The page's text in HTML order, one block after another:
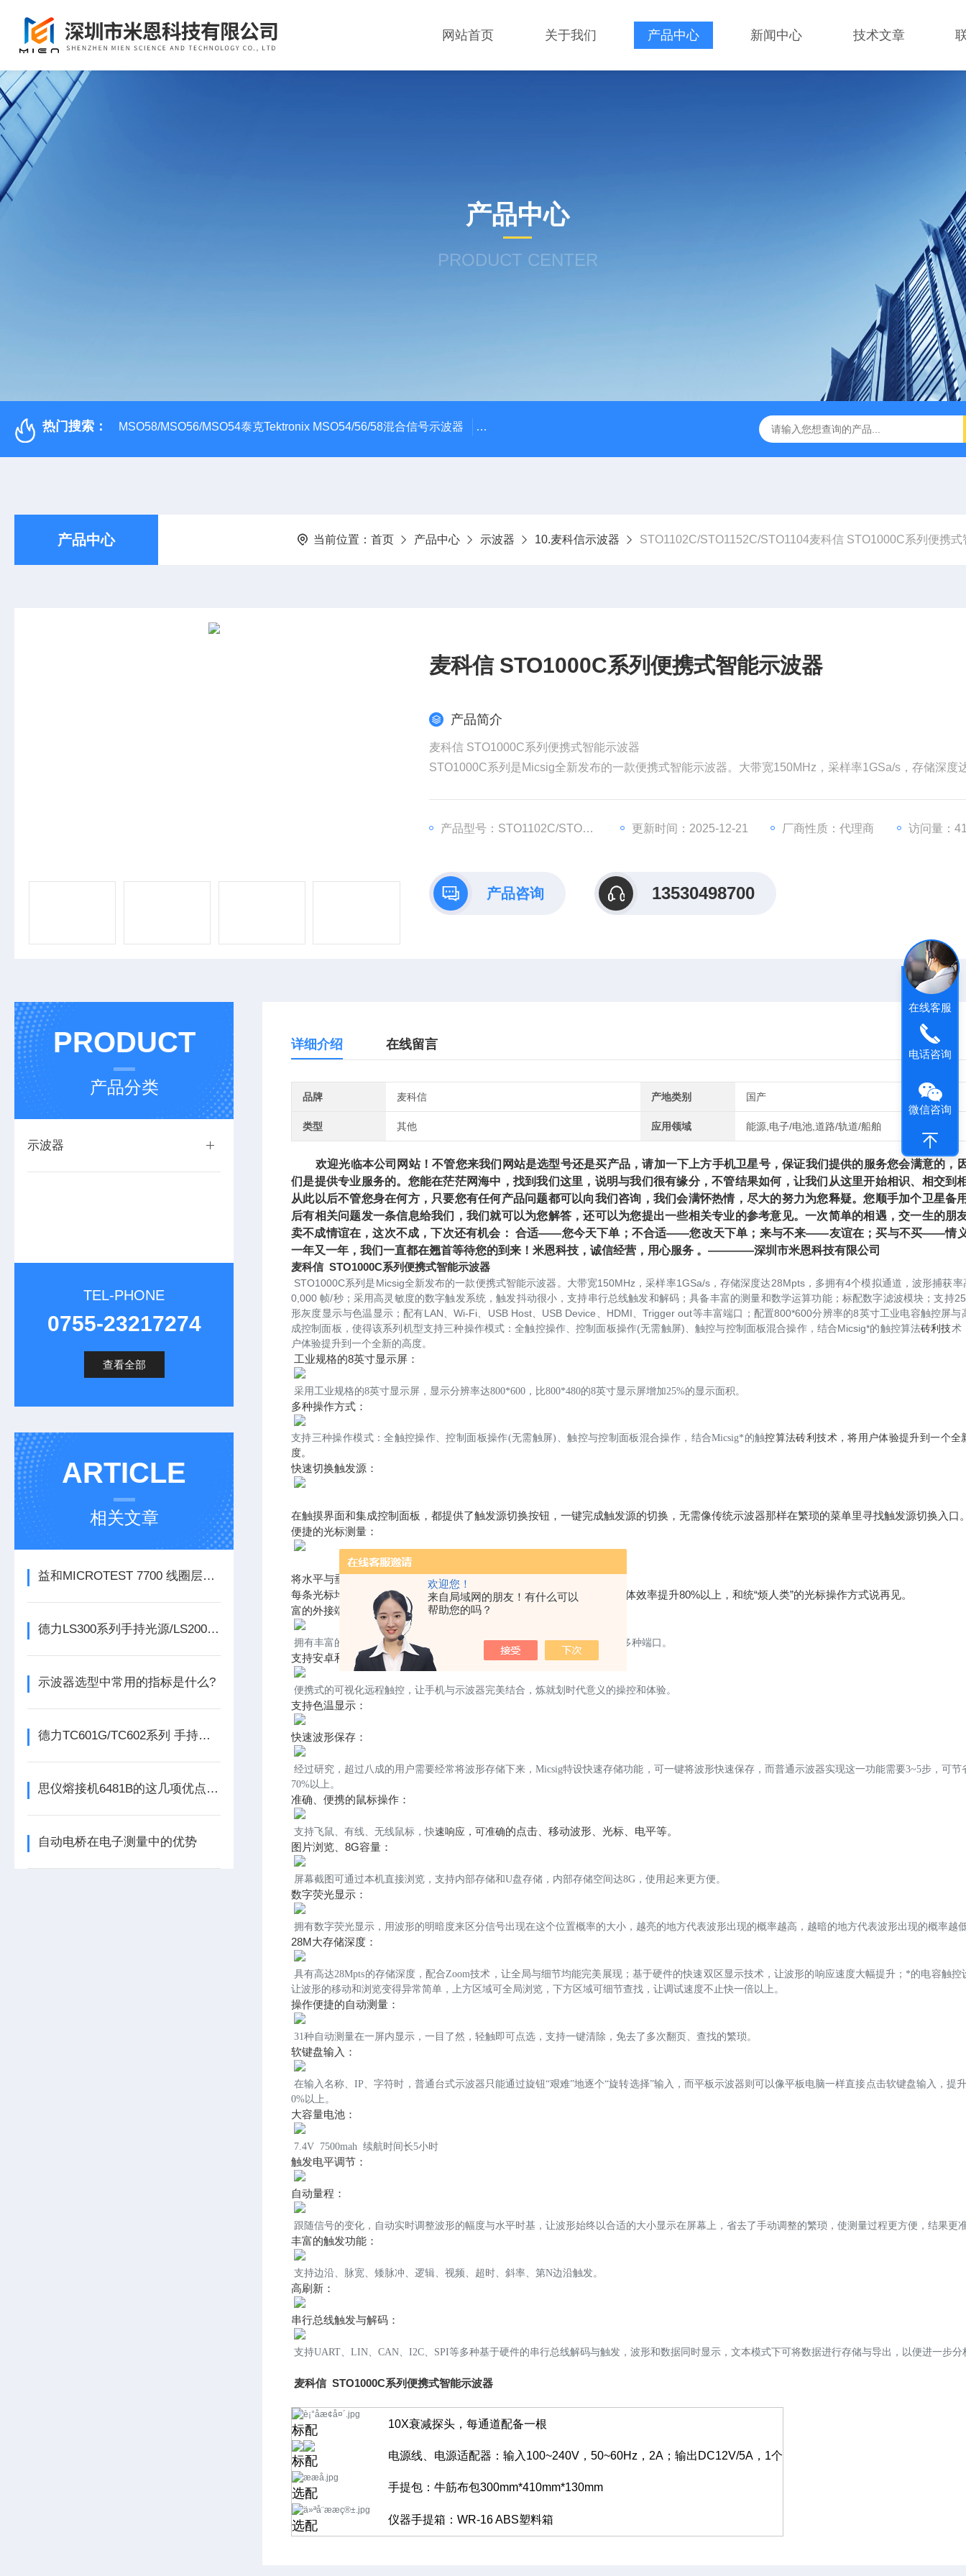
欢迎您！
来自局域网的朋友！有什么可以
帮助您的吗？
网站首页 关于我们 产品中心 新闻中心 技术文章
产品中心
PRODUCT CENTER
热门搜索： MSO58/MSO56/MSO54泰克Tektronix MSO54/56/58混合信号示波器 ME045/ME085/ME150PCB TDR特性阻抗测试仪 3380/3380P/3380D致茂Chroma 3380/
产品中心 当前位置： 首页 产品中心 示波器 10.麦科信示波器 STO1102C/STO1152C/STO1104麦科信 STO1000C系列便携式智能
麦科信 STO1000C系列便携式智能示波器
产品简介
麦科信 STO1000C系列便携式智能示波器
STO1000C系列是Micsig全新发布的一款便携式智能示波器。大带宽150MHz，采样率1GSa/s，存储深度
示。产品型号：STO1102C/STO1152C/STO1104 更新时间：2025-12-21 厂商性质：代理商 访问量：
产品咨询 13530498700
PRODUCT
产品分类
示波器
TEL-PHONE
0755-23217274
查看全部
ARTICLE
相关文章
益和MICROTEST 7700 线圈层间短路测试仪
德力LS300系列手持光源/LS200系列迷你型光源
示波器选型中常用的指标是什么?
德力TC601G/TC602系列 手持式千兆以太网测试分析仪
思仪熔接机6481B的这几项优点使其被广泛应用
自动电桥在电子测量中的优势
详细介绍 在线留言
品牌 麦科信 产地类别 国产
类型 其他 应用领域 能源,电子/电池,道路/轨道/船舶
欢迎光临本公司网站！不管您来我们网站是选型号还是买产品，请加一下上方手机卫星号，保证我们提供的服务您会满意的，
们是提供专业服务的。您能在茫茫网海中，找到我们这里，说明与我们很有缘分，不管结果如何，让我们从这里开始相识、相交到
从此以后不管您身在何方，只要您有任何产品问题都可以向我们咨询，我们会满怀热情，尽大的努力为您释疑。您顺手加个卫星备
后有相关问题发一条信息给我们，我们就可以为您解答，还可以为您提出一些相关专业的参考意见。一次简单的相遇，交一生的朋
卖不成情谊在，这次不成，下次还有机会： 合适——您今天下单；不合适——您改天下单；来与不来——友谊在；买与不买——情
一年又一年，我们一直都在翘首等待您的到来！米恩科技，诚信经营，用心服务 。————深圳市米恩科技有限公司
麦科信 STO1000C系列便携式智能示波器
STO1000C系列是Micsig全新发布的一款便携式智能示波器。大带宽150MHz，采样率1GSa/s，存储深度达28Mpts，多拥有4个模拟通道，波形捕获率
0,000 帧/秒；采用高灵敏度的数字触发系统，触发抖动很小，支持串行总线触发和解码；具备丰富的测量和数学运算功能；标配数字滤波模块；支持
形灰度显示与色温显示；配有LAN、Wi-Fi、USB Host、USB Device、HDMI、Trigger out等丰富端口；配置800*600分辨率的8英寸工业电容触控屏与
成控制面板，使得该系列机型支持三种操作模式：全触控操作、控制面板操作(无需触屏)、触控与控制面板混合操作，结合Micsig*的触控算法砖利技术
户体验提升到一个全新的高度。
工业规格的8英寸显示屏：
采用工业规格的8英寸显示屏，显示分辨率达800*600，比800*480的8英寸显示屏增加25%的显示面积。
多种操作方式：
支持三种操作模式：全触控操作、控制面板操作(无需触屏)、触控与控制面板混合操作，结合Micsig*的触控算法砖利技术，将用户体验提升到一个全
度。
快速切换触发源：
在触摸界面和集成控制面板，都提供了触发源切换按钮，一键完成触发源的切换，无需像传统示波器那样在繁琐的菜单里寻找触发源切换入口
便捷的光标测量：
将水平与垂直光标“分而治之”，一键打开。
每条光标均可独立拖动，光标跟踪也通过简单的两点触摸直接实现，总体效率提升80%以上，和统“烦人类”的光标操作方式说再见。
富的外接端口：
拥有丰富的外接端口，支持LAN、Wifi、USB Host、USB Device、HDMI，多种端口。
支持安卓和IOS应用：
便携式的可视化远程触控，让手机与示波器完美结合，炼就划时代意义的操控和体验。
支持色温显示：
快速波形保存：
经过研究，超过八成的用户需要经常将波形存储下来，Micsig特设快速存储功能，可一键将波形快速保存，而普通示波器实现这一功能需要3~5步，可节
70%以上。
准确、便携的鼠标操作：
支持飞鼠、有线、无线鼠标，快速响应，可准确的点击、移动波形、光标、电平等。
图片浏览、8G容量：
屏幕截图可通过本机直接浏览，支持内部存储和U盘存储，内部存储空间达8G，使用起来更方便。
数字荧光显示：
拥有数字荧光显示，用波形的明暗度来区分信号出现在这个位置概率的大小，越亮的地方代表波形出现的概率越高，越暗的地方代表波形出现的概率越
28M大存储深度：
具有高达28Mpts的存储深度，配合Zoom技术，让全局与细节均能完美展现；基于硬件的快速双区显示技术，让波形的响应速度大幅提升；*的电容触控
让波形的移动和浏览变得异常简单，上方区域可全局浏览，下方区域可细节查找，让调试速度不止快一倍以上。
操作便捷的自动测量：
31种自动测量在一屏内显示，一目了然，轻触即可点选，支持一键清除，免去了多次翻页、查找的繁琐。
软键盘输入：
在输入名称、IP、字符时，普通台式示波器只能通过旋钮“艰难”地逐个“旋转选择”输入，而平板示波器则可以像平板电脑一样直接点击软键盘输入，提
0%以上。
大容量电池：
7.4V 7500mah 续航时间长5小时
触发电平调节：
自动量程：
跟随信号的变化，自动实时调整波形的幅度与水平时基，让波形始终以合适的大小显示在屏幕上，省去了手动调整的繁琐，使测量过程更方便，结果更
丰富的触发功能：
支持边沿、脉宽、矮脉冲、逻辑、视频、超时、斜率、第N边沿触发。
高刷新：
串行总线触发与解码：
支持UART、LIN、CAN、I2C、SPI等多种基于硬件的串行总线解码与触发，波形和数据同时显示，文本模式下可将数据进行存储与导出，以便进一步分
麦科信 STO1000C系列便携式智能示波器
标配 10X衰减探头，每通道配备一根
标配 电源线、电源适配器：输入100~240V，50~60Hz，2A；输出DC12V/5A，1个
选配 手提包：牛筋布包300mm*410mm*130mm
选配 仪器手提箱：WR-16 ABS塑料箱
在线客服
电话咨询
微信咨询